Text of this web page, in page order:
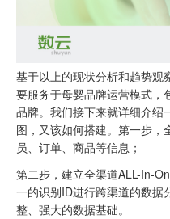
基于以上的现状分析和趋势观
要服务于母婴品牌运营模式，
品牌。我们接下来就详细介绍
图，又该如何搭建。第一步，
员、订单、商品等信息；
第二步，建立全渠道ALL-In-
一的识别ID进行跨渠道的数据
整、强大的数据基础。